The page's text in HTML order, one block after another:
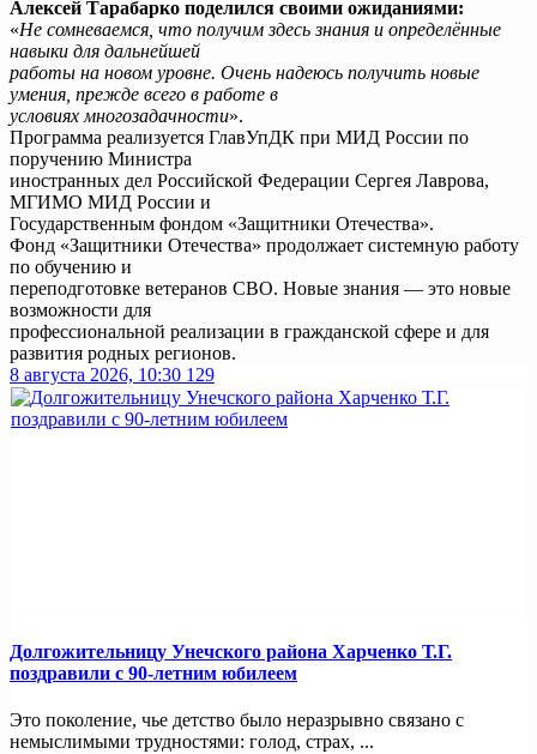
Алексей Тарабарко поделился своими ожиданиями:
«Не сомневаемся, что получим здесь знания и определённые
навыки для дальнейшей
работы на новом уровне. Очень надеюсь получить новые
умения, прежде всего в работе в
условиях многозадачности».
Программа реализуется ГлавУпДК при МИД России по
поручению Министра
иностранных дел Российской Федерации Сергея Лаврова,
МГИМО МИД России и
Государственным фондом «Защитники Отечества».
Фонд «Защитники Отечества» продолжает системную работу
по обучению и
переподготовке ветеранов СВО. Новые знания — это новые
возможности для
профессиональной реализации в гражданской сфере и для
развития родных регионов.
8 августа 2026, 10:30 129
Долгожительницу Унечского района Харченко Т.Г.
поздравили с 90-летним юбилеем
Это поколение, чье детство было неразрывно связано с
немыслимыми трудностями: голод, страх, ...